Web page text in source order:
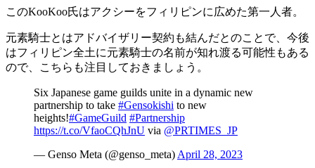
このKooKoo氏はアクシーをフィリピンに広めた第一人者。
元素騎士とはアドバイザリー契約も結んだとのことで、 今後
はフィリピン全土に元素騎士の名前が知れ渡る可能性もある
ので、こちらも注目しておきましょう。
Six Japanese game guilds unite in a dynamic new
partnership to take #Gensokishi to new
heights!#GameGuild #Partnership
https://t.co/VfaoCQhJnU via @PRTIMES_JP
— Genso Meta (@genso_meta) April 28, 2023